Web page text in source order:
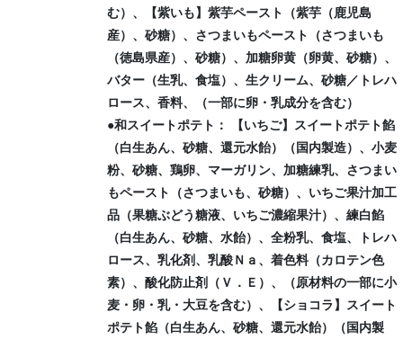
む）、【紫いも】紫芋ペースト（紫芋（鹿児島
産）、砂糖）、さつまいもペースト（さつまいも
（徳島県産）、砂糖）、加糖卵黄（卵黄、砂糖）、
バター（生乳、食塩）、生クリーム、砂糖／トレハ
ロース、香料、（一部に卵・乳成分を含む）
●和スイートポテト： 【いちご】スイートポテト餡
（白生あん、砂糖、還元水飴）（国内製造）、小麦
粉、砂糖、鶏卵、マーガリン、加糖練乳、さつまい
もペースト（さつまいも、砂糖）、いちご果汁加工
品（果糖ぶどう糖液、いちご濃縮果汁）、練白餡
（白生あん、砂糖、水飴）、全粉乳、食塩、トレハ
ロース、乳化剤、乳酸Ｎａ、着色料（カロテン色
素）、酸化防止剤（Ｖ．Ｅ）、（原材料の一部に小
麦・卵・乳・大豆を含む）、【ショコラ】スイート
ポテト餡（白生あん、砂糖、還元水飴）（国内製